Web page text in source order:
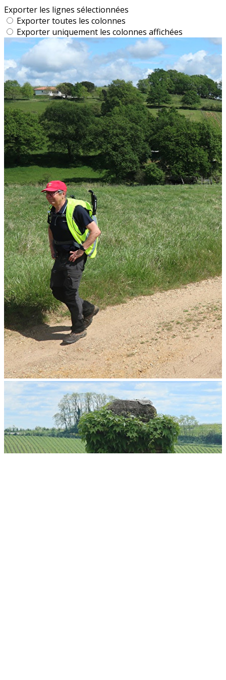
Exporter les lignes sélectionnées
Exporter toutes les colonnes
Exporter uniquement les colonnes affichées